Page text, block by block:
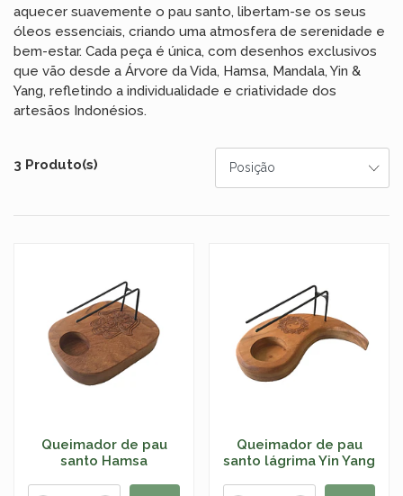
aquecer suavemente o pau santo, libertam-se os seus
óleos essenciais, criando uma atmosfera de serenidade e
bem-estar. Cada peça é única, com desenhos exclusivos
que vão desde a Árvore da Vida, Hamsa, Mandala, Yin &
Yang, refletindo a individualidade e criatividade dos
artesãos Indonésios.
3 Produto(s)
Queimador de pau
santo Hamsa
Queimador de pau
santo lágrima Yin Yang